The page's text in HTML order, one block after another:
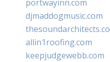
portwayinn.com
djmaddogmusic.com
allin1roofing.com
keepjudgewebb.com